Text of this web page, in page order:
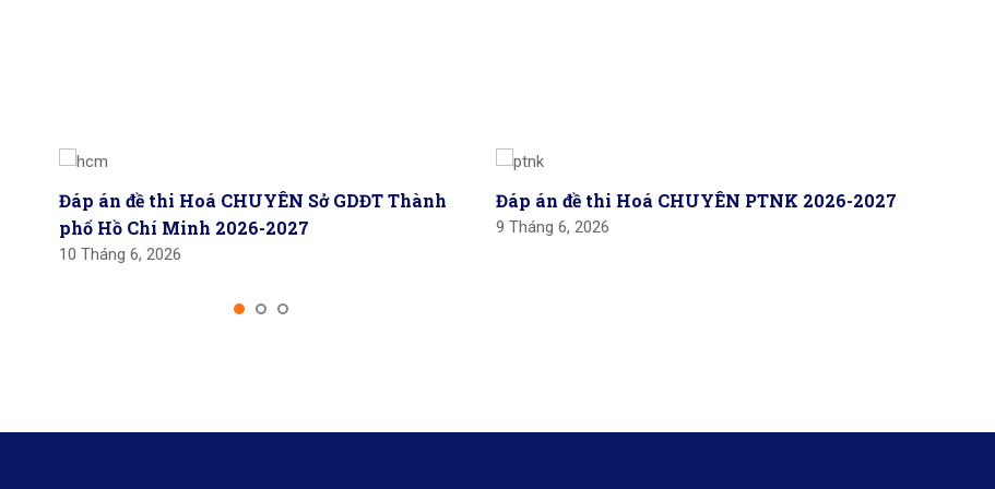
Đáp án đề thi Hoá CHUYÊN Sở GDĐT Thành
phố Hồ Chí Minh 2026-2027
10 Tháng 6, 2026
Đáp án đề thi Hoá CHUYÊN PTNK 2026-2027
9 Tháng 6, 2026